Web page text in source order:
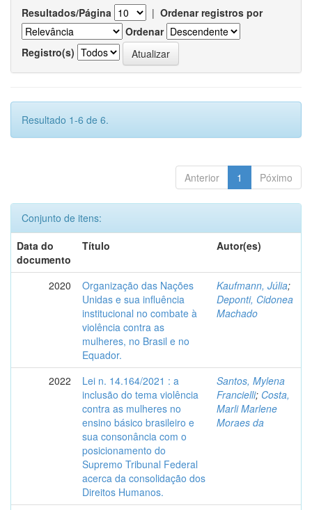
Resultados/Página | Ordenar registros por
Ordenar
Registro(s)
Resultado 1-6 de 6.
Anterior 1 Póximo
Conjunto de itens:
Data do
documento
Título Autor(es)
2020
Organização das Nações
Unidas e sua influência
institucional no combate à
violência contra as
mulheres, no Brasil e no
Equador.
Kaufmann, Júlia;
Deponti, Cidonea
Machado
2022
Lei n. 14.164/2021 : a
inclusão do tema violência
contra as mulheres no
ensino básico brasileiro e
sua consonância com o
posicionamento do
Supremo Tribunal Federal
acerca da consolidação dos
Direitos Humanos.
Santos, Mylena
Francielli; Costa,
Marli Marlene
Moraes da